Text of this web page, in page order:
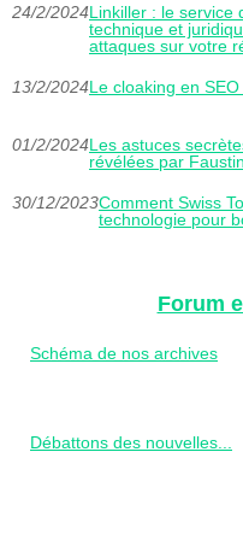
24/2/2024Linkiller : le service
technique et
attaques sur votre
13/2/2024Le cloaking en
01/2/2024Les astuces
révélées par
30/12/2023Comment Swiss
technologie pour
Forum
Schéma de nos archives
Débattons des nouvelles...